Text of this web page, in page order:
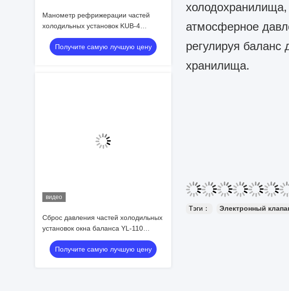
Манометр рефрижерации частей
холодильных установок KUB-4
коллекторный
Получите самую лучшую цену
видео
Сброс давления частей холодильных
установок окна баланса YL-110
круговой
Получите самую лучшую цену
холодохранилища,
атмосферное
регулируя баланс
хранилища.
Тэги： Электронный